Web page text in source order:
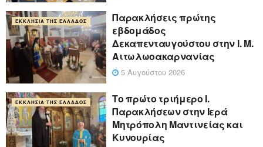
ΕΚΚΛΗΣΊΑ ΤΗΣ ΕΛΛΆΔΟΣ
Παρακλήσεις πρώτης
εβδομάδος
Δεκαπενταυγούστου στην Ι. Μ.
Αιτωλωοακαρνανίας
5 Αυγούστου 2026
ΕΚΚΛΗΣΊΑ ΤΗΣ ΕΛΛΆΔΟΣ
Το πρώτο τριήμερο Ι.
Παρακλήσεων στην Ιερά
Μητρόπολη Μαντινείας και
Κυνουρίας